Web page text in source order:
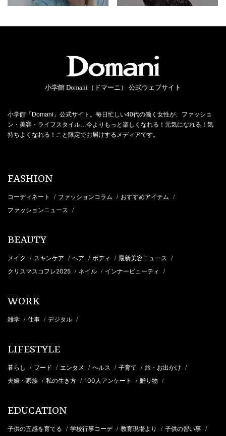
小学館 Domani（ドマーニ） 公式ウェブサイト
小学館「Domani」公式サイト。毎日忙しい40代の働く女性が、ファッショ
ン・美容・ライフスタイル…今よりもっと楽しくなれる！元気になれる！気
持ちよくなれる！こと限定でお届けするメディアです。
FASHION
コーディネート / ファッションコラム / おすすめアイテム /
ファッションニュース /
BEAUTY
メイク / スキンケア / ヘア / ボディ / 最新美容ニュース /
クリスマスコフレ2025 / ネイル / インナービューティ /
WORK
雑学 / 仕事 / デジタル /
LIFESTYLE
暮らし / フード / エンタメ / ヘルス / 子育て / 旅・お出かけ /
夫婦・家族 / 私の生き方 / 100人アンケート / 贈り物 /
EDUCATION
子供の五感を育てる / 学校行事コーデ / 教育現場より / 子供の習い事 /